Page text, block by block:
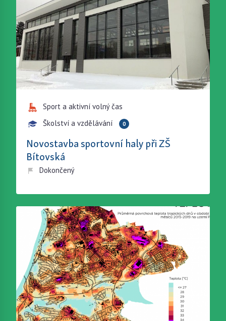
Sport a aktivní volný čas
Školství a vzdělávání
0
Novostavba sportovní haly při ZŠ
Bítovská
Dokončený